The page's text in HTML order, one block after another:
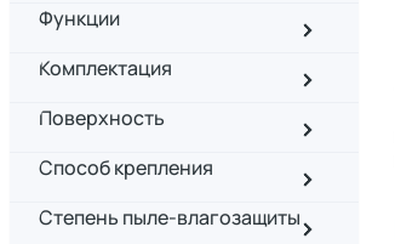
Функции
Комплектация
Поверхность
Способ крепления
Степень пыле-влагозащиты